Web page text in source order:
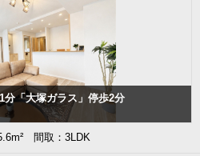
分「大塚ガラス」停歩2分
間取：3LDK